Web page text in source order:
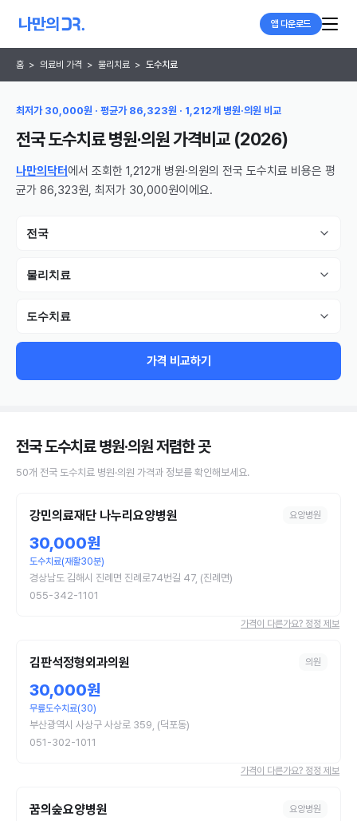
앱 다운로드
홈 > 의료비 가격 > 물리치료 > 도수치료
최저가 30,000원 · 평균가 86,323원 · 1,212개 병원·의원 비교
전국 도수치료 병원·의원가격비교 (2026)
나만의닥터 에서 조회한 1,212개 병원·의원의 전국 도수치료 비용은 평
균가 86,323원, 최저가 30,000원이에요.
전국
물리치료
도수치료
가격 비교하기
전국 도수치료 병원·의원저렴한 곳
50개 전국 도수치료 병원·의원 가격과 정보를 확인해보세요.
강민의료재단 나누리요양병원 요양병원
30,000원
도수치료(재활30분)
경상남도 김해시 진례면 진례로74번길 47, (진례면)
055-342-1101
가격이 다른가요? 정정 제보
김판석정형외과의원 의원
30,000원
무릎도수치료(30)
부산광역시 사상구 사상로 359, (덕포동)
051-302-1011
가격이 다른가요? 정정 제보
꿈의숲요양병원 요양병원